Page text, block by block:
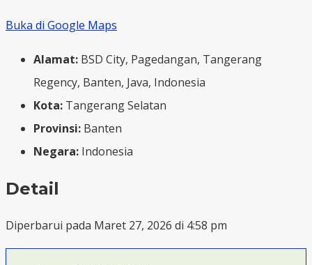
Buka di Google Maps
Alamat: BSD City, Pagedangan, Tangerang
Regency, Banten, Java, Indonesia
Kota: Tangerang Selatan
Provinsi: Banten
Negara: Indonesia
Detail
Diperbarui pada Maret 27, 2026 di 4:58 pm